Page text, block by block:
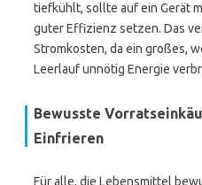
tiefkühlt, sollte auf ein Gerät
guter Effizienz setzen. Das
Stromkosten, da ein großes,
Leerlauf unnötig Energie
Bewusste
Einfrieren
Für alle, die Lebensmittel